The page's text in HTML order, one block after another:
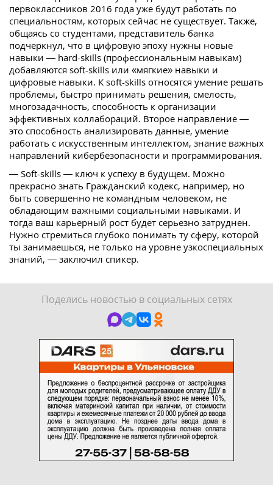
первоклассников 2016 года уже будут работать по
специальностям, которых сейчас не существует. Также,
общаясь со студентами, представитель банка
подчеркнул, что в цифровую эпоху нужны новые
навыки — hard-skills (профессиональным навыкам)
добавляются soft-skills или «мягкие» навыки и
цифровые навыки. К soft-skills относятся умение решать
проблемы, быстро принимать решения, смелость,
многозадачность, способность к организации
эффективных коллабораций. Второе направление —
это способность анализировать данные, умение
работать с искусственным интеллектом, знание важных
направлений кибербезопасности и программирования.
— Soft-skills — ключ к успеху в будущем. Можно
прекрасно знать Гражданский кодекс, например, но
быть совершенно не командным человеком, не
обладающим важными социальными навыками. И
тогда ваш карьерный рост будет серьезно затруднен.
Нужно стремиться глубоко понимать ту сферу, которой
ты занимаешься, не только на уровне узкоспециальных
знаний, — заключил спикер.
Поделись новостью в социальных сетях